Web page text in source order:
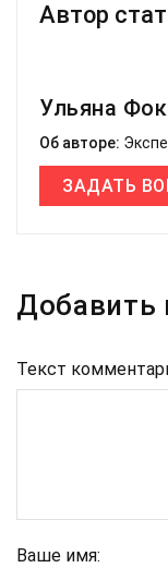
Автор
Ульяна
Об авторе:
ЗАДАТЬ
Добавить
Текст
Ваше имя: